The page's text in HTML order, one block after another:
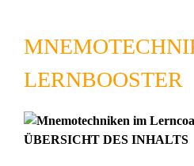
LERNBOOSTER
ÜBERSICHT DES INHALTS